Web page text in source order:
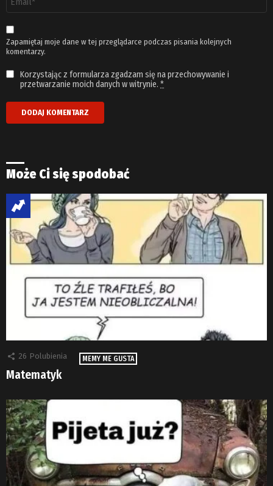
email
*
Zapamiętaj moje dane w tej przeglądarce podczas pisania kolejnych
komentarzy.
Korzystając z formularza zgadzam się na przechowywanie i
przetwarzanie moich danych w witrynie. *
Może Ci się spodobać
26 Polubienia MEMY ME GUSTA
Matematyk